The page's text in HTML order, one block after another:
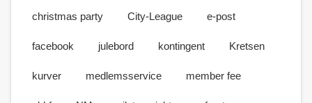
christmas party City-League e-post
facebook julebord kontingent Kretsen
kurver medlemsservice member fee